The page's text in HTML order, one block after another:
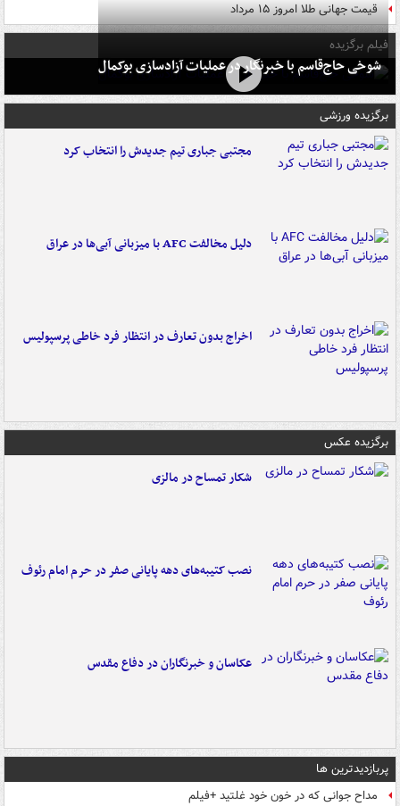
قیمت جهانی طلا امروز ۱۵ مرداد
فیلم برگزیده
شوخی حاج‌قاسم با خبرنگار در عملیات آزادسازی بوکمال
برگزیده ورزشی
مجتبی جباری تیم جدیدش را انتخاب کرد
دلیل مخالفت AFC با میزبانی آبی‌ها در عراق
اخراج بدون تعارف در انتظار فرد خاطی پرسپولیس
برگزیده عکس
شکار تمساح در مالزی
نصب کتیبه‌های دهه پایانی صفر در حرم امام رئوف
عکاسان و خبرنگاران در دفاع مقدس
پربازدیدترین ها
مداح جوانی که در خون خود غلتید +فیلم